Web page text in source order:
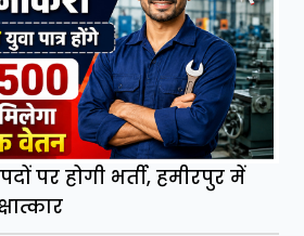
पर होगी भर्ती, हमीरपुर में